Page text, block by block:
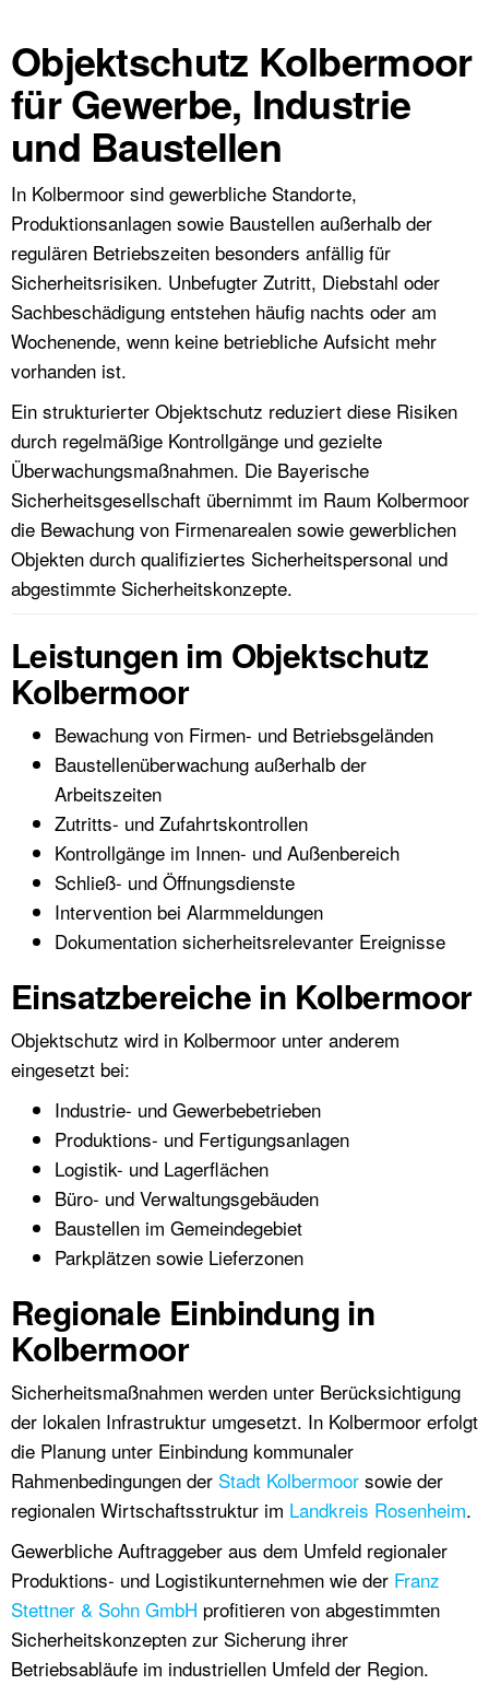
Objektschutz Kolbermoor
für Gewerbe, Industrie
und Baustellen
In Kolbermoor sind gewerbliche Standorte,
Produktionsanlagen sowie Baustellen außerhalb der
regulären Betriebszeiten besonders anfällig für
Sicherheitsrisiken. Unbefugter Zutritt, Diebstahl oder
Sachbeschädigung entstehen häufig nachts oder am
Wochenende, wenn keine betriebliche Aufsicht mehr
vorhanden ist.
Ein strukturierter Objektschutz reduziert diese Risiken
durch regelmäßige Kontrollgänge und gezielte
Überwachungsmaßnahmen. Die Bayerische
Sicherheitsgesellschaft übernimmt im Raum Kolbermoor
die Bewachung von Firmenarealen sowie gewerblichen
Objekten durch qualifiziertes Sicherheitspersonal und
abgestimmte Sicherheitskonzepte.
Leistungen im Objektschutz
Kolbermoor
Bewachung von Firmen- und Betriebsgeländen
Baustellenüberwachung außerhalb der
Arbeitszeiten
Zutritts- und Zufahrtskontrollen
Kontrollgänge im Innen- und Außenbereich
Schließ- und Öffnungsdienste
Intervention bei Alarmmeldungen
Dokumentation sicherheitsrelevanter Ereignisse
Einsatzbereiche in Kolbermoor
Objektschutz wird in Kolbermoor unter anderem
eingesetzt bei:
Industrie- und Gewerbebetrieben
Produktions- und Fertigungsanlagen
Logistik- und Lagerflächen
Büro- und Verwaltungsgebäuden
Baustellen im Gemeindegebiet
Parkplätzen sowie Lieferzonen
Regionale Einbindung in
Kolbermoor
Sicherheitsmaßnahmen werden unter Berücksichtigung
der lokalen Infrastruktur umgesetzt. In Kolbermoor erfolgt
die Planung unter Einbindung kommunaler
Rahmenbedingungen der Stadt Kolbermoor sowie der
regionalen Wirtschaftsstruktur im Landkreis Rosenheim.
Gewerbliche Auftraggeber aus dem Umfeld regionaler
Produktions- und Logistikunternehmen wie der Franz
Stettner & Sohn GmbH profitieren von abgestimmten
Sicherheitskonzepten zur Sicherung ihrer
Betriebsabläufe im industriellen Umfeld der Region.